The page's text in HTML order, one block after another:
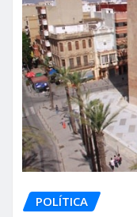
POLÍTICA